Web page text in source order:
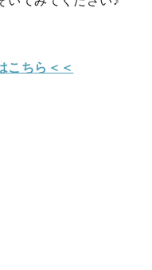
こちら＜＜